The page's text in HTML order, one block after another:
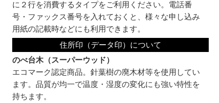
に２行を消費するタイプをご利用ください。電話番
号・ファックス番号を入れておくと、様々な申し込み
用紙の記載時などにも利用できます。
住所印（データ印）について
のべ台木（スーパーウッド）
エコマーク認定商品。針葉樹の廃木材等を使用してい
ます。品質が均一で温度・湿度の変化にも強い特性を
持ちます。